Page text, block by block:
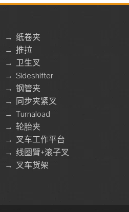
→ 纸卷夹
→ 推拉
→ 卫生叉
→ Sideshifter
→ 钢管夹
→ 同步夹紧叉
→ Turnaload
→ 轮胎夹
→ 叉车工作平台
→ 线圈臂+滚子叉
→ 叉车货架